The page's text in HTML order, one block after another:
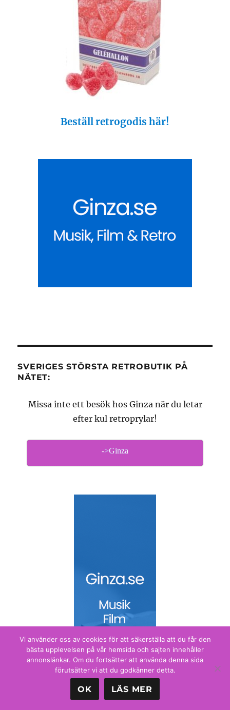
Beställ retrogodis här!
SVERIGES STÖRSTA RETROBUTIK PÅ
NÄTET:
Missa inte ett besök hos Ginza när du letar
efter kul retroprylar!
->Ginza
Vi använder oss av cookies för att säkerställa att du får den
bästa upplevelsen på vår hemsida och sajten innehåller
annonslänkar. Om du fortsätter att använda denna sida
förutsätter vi att du godkänner detta.
OK LÄS MER